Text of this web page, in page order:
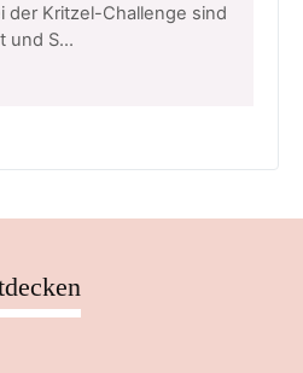
der Kritzel-Challenge sind
und S…